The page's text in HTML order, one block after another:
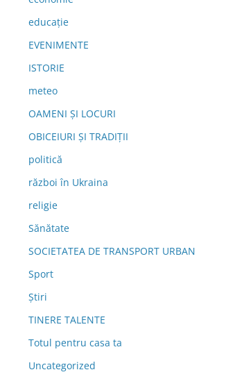
educație
EVENIMENTE
ISTORIE
meteo
OAMENI ȘI LOCURI
OBICEIURI ȘI TRADIȚII
politică
război în Ukraina
religie
Sănătate
SOCIETATEA DE TRANSPORT URBAN
Sport
Știri
TINERE TALENTE
Totul pentru casa ta
Uncategorized